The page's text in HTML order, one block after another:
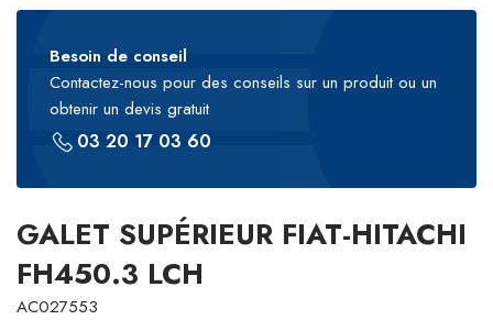
Besoin de conseil
Contactez-nous pour des conseils sur un produit ou un
obtenir un devis gratuit
03 20 17 03 60
GALET SUPÉRIEUR FIAT-HITACHI
FH450.3 LCH
AC027553